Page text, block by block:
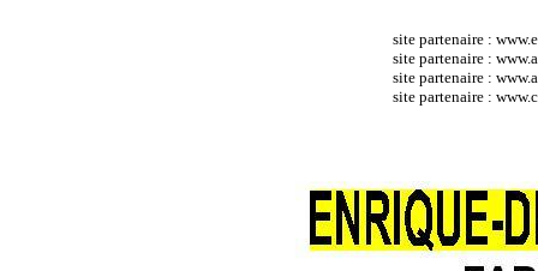
site partenaire :
site partenaire :
site partenaire :
site partenaire :